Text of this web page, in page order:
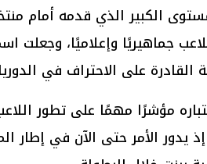
الكبير الذي قدمه أمام
جماهيريًا وإعلاميًا، وجعلت
القادرة على الاحتراف في
مؤشرًا مهمًا على تطور
يدور الأمر حتى الآن في إطار